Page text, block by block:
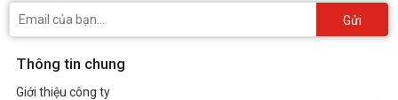
Gửi
Thông tin chung
Giới thiệu công ty